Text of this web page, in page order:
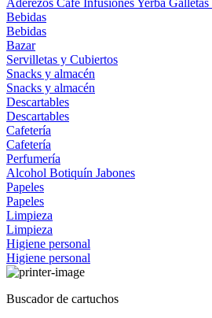
Aderezos Café InfusionesYerba Galletas
Bebidas
Bebidas
Bazar
Servilletas y Cubiertos
Snacks y almacén
Snacks y almacén
Descartables
Descartables
Cafetería
Cafetería
Perfumería
Alcohol Botiquín Jabones
Papeles
Papeles
Limpieza
Limpieza
Higiene personal
Higiene personal
Buscador de cartuchos